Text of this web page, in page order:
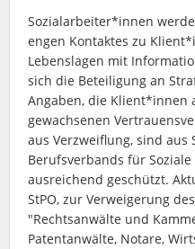
Sozialarbeiter*innen
engen Kontaktes zu
Lebenslagen mit
sich die Beteiligung an
Angaben, die Klient*innen
gewachsenen
aus Verzweiflung, sind aus
Berufsverbands für
ausreichend geschützt.
StPO, zur Verweigerung
"Rechtsanwälte und
Patentanwälte, Notare,